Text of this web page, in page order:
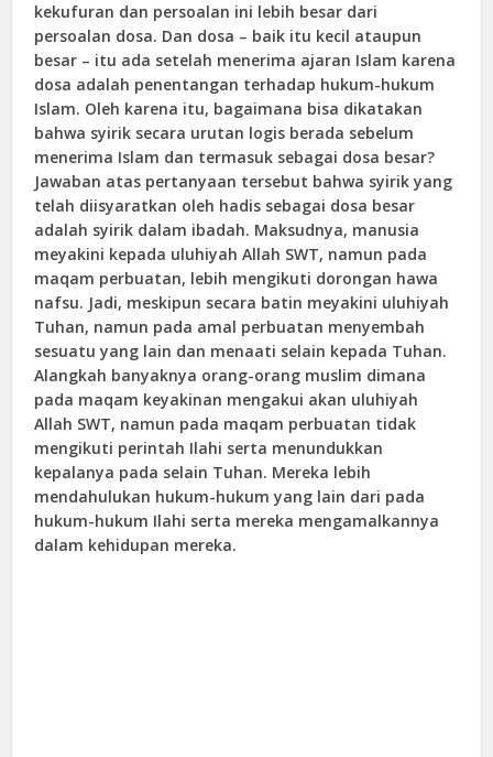
kekufuran dan persoalan ini lebih besar dari
persoalan dosa. Dan dosa – baik itu kecil ataupun
besar – itu ada setelah menerima ajaran Islam karena
dosa adalah penentangan terhadap hukum-hukum
Islam. Oleh karena itu, bagaimana bisa dikatakan
bahwa syirik secara urutan logis berada sebelum
menerima Islam dan termasuk sebagai dosa besar?
Jawaban atas pertanyaan tersebut bahwa syirik yang
telah diisyaratkan oleh hadis sebagai dosa besar
adalah syirik dalam ibadah. Maksudnya, manusia
meyakini kepada uluhiyah Allah SWT, namun pada
maqam perbuatan, lebih mengikuti dorongan hawa
nafsu. Jadi, meskipun secara batin meyakini uluhiyah
Tuhan, namun pada amal perbuatan menyembah
sesuatu yang lain dan menaati selain kepada Tuhan.
Alangkah banyaknya orang-orang muslim dimana
pada maqam keyakinan mengakui akan uluhiyah
Allah SWT, namun pada maqam perbuatan tidak
mengikuti perintah Ilahi serta menundukkan
kepalanya pada selain Tuhan. Mereka lebih
mendahulukan hukum-hukum yang lain dari pada
hukum-hukum Ilahi serta mereka mengamalkannya
dalam kehidupan mereka.